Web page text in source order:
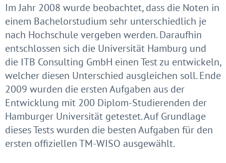
Im Jahr 2008 wurde beobachtet, dass die Noten in
einem Bachelorstudium sehr unterschiedlich je
nach Hochschule vergeben werden. Daraufhin
entschlossen sich die Universität Hamburg und
die ITB Consulting GmbH einen Test zu entwickeln,
welcher diesen Unterschied ausgleichen soll. Ende
2009 wurden die ersten Aufgaben aus der
Entwicklung mit 200 Diplom-Studierenden der
Hamburger Universität getestet. Auf Grundlage
dieses Tests wurden die besten Aufgaben für den
ersten offiziellen TM-WISO ausgewählt.